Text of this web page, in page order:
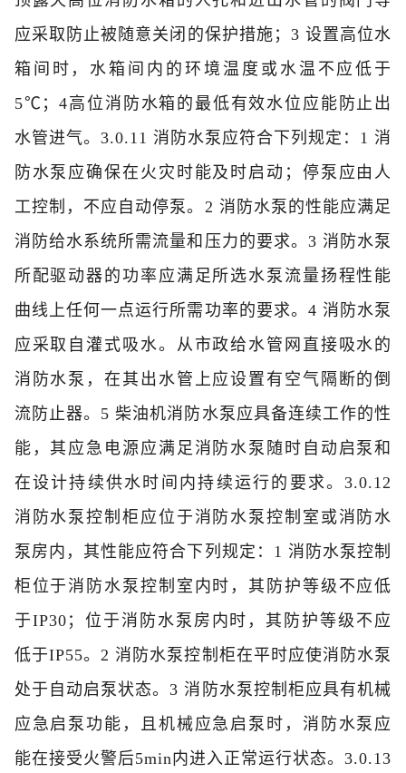
应采取防止被随意关闭的保护措施； 3 设置高位水
箱间时，水箱间内的环境温度或水温不应低于
5℃；4高位消防水箱的最低有效水位应能防止出
水管进气。 3.0.11 消防水泵应符合下列规定： 1 消
防水泵应确保在火灾时能及时启动；停泵应由人
工控制，不应自动停泵。 2 消防水泵的性能应满足
消防给水系统所需流量和压力的要求。3 消防水泵
所配驱动器的功率应满足所选水泵流量扬程性能
曲线上任何一点运行所需功率的要求。4 消防水泵
应采取自灌式吸水。从市政给水管网直接吸水的
消防水泵，在其出水管上应设置有空气隔断的倒
流防止器。 5 柴油机消防水泵应具备连续工作的性
能，其应急电源应满足消防水泵随时自动启泵和
在设计持续供水时间内持续运行的要求。3.0.12
消防水泵控制柜应位于消防水泵控制室或消防水
泵房内，其性能应符合下列规定： 1 消防水泵控制
柜位于消防水泵控制室内时，其防护等级不应低
于IP30；位于消防水泵房内时，其防护等级不应
低于IP55。2 消防水泵控制柜在平时应使消防水泵
处于自动启泵状态。3 消防水泵控制柜应具有机械
应急启泵功能，且机械应急启泵时，消防水泵应
能在接受火警后5min内进入正常运行状态。3.0.13